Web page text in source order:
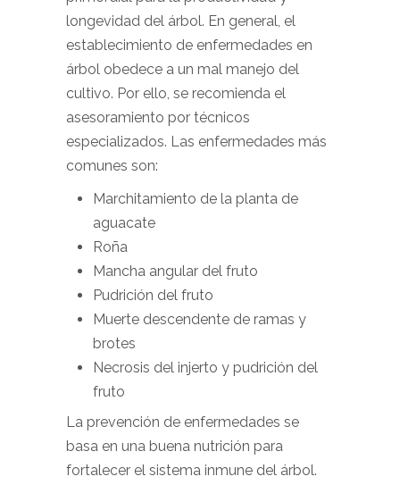
longevidad del árbol. En general, el
establecimiento de enfermedades en
árbol obedece a un mal manejo del
cultivo. Por ello, se recomienda el
asesoramiento por técnicos
especializados. Las enfermedades más
comunes son:
Marchitamiento de la planta de
aguacate
Roña
Mancha angular del fruto
Pudrición del fruto
Muerte descendente de ramas y
brotes
Necrosis del injerto y pudrición del
fruto
La prevención de enfermedades se
basa en una buena nutrición para
fortalecer el sistema inmune del árbol.